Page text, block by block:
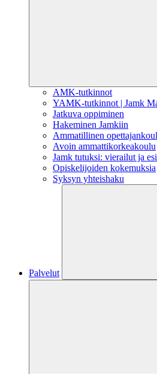
AMK-tutkinnot
YAMK-tutkinnot | Jamk
Jatkuva oppiminen
Hakeminen Jamkiin
Ammatillinen
Avoin ammattikorkeakoulu
Jamk tutuksi: vierailut ja
Opiskelijoiden kokemuksia
Syksyn yhteishaku
Palvelut